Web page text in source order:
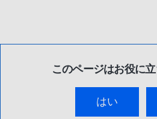
このページはお役に
はい